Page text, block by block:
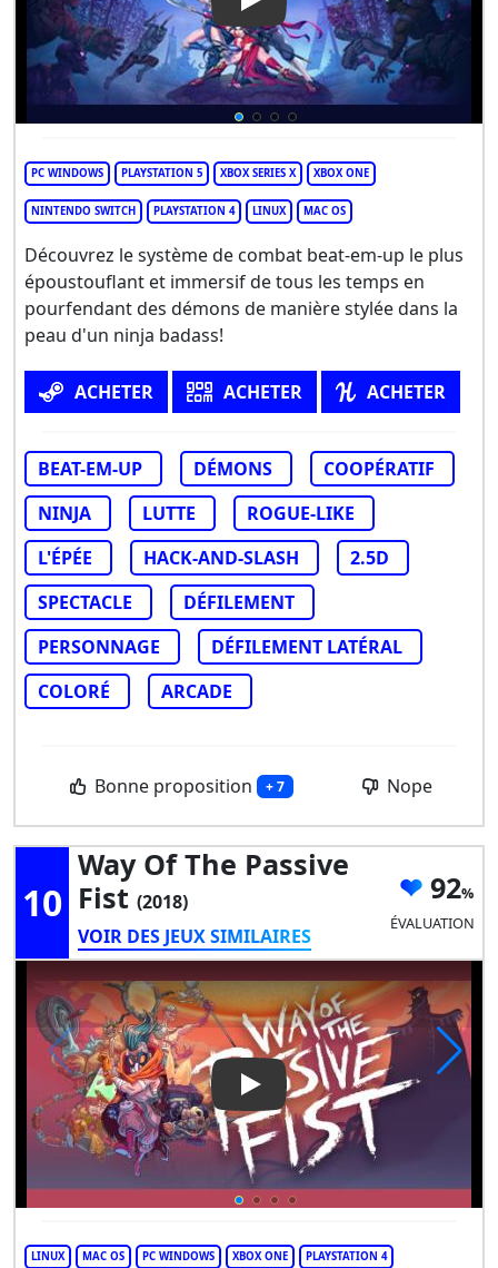
Play Video: Shing!
PC WINDOWS PLAYSTATION 5 XBOX SERIES X XBOX ONE
NINTENDO SWITCH PLAYSTATION 4 LINUX MAC OS
Découvrez le système de combat beat-em-up le plus
époustouflant et immersif de tous les temps en
pourfendant des démons de manière stylée dans la
peau d'un ninja badass!
ACHETER ACHETER ACHETER
BEAT-EM-UP DÉMONS
COOPÉRATIF
NINJA
LUTTE
ROGUE-LIKE
L'ÉPÉE
HACK-AND-SLASH
2.5D
SPECTACLE
DÉFILEMENT
PERSONNAGE
DÉFILEMENT LATÉRAL
COLORÉ
ARCADE
Bonne proposition + 7 Nope
10
Way Of The Passive
Fist (2018)
VOIR DES JEUX SIMILAIRES
92
ÉVALUATION
Play Video: Way of the
LINUX MAC OS PC WINDOWS XBOX ONE PLAYSTATION 4